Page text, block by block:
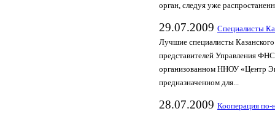
орган, следуя уже
29.07.2009 Специалисты
Лучшие специалисты
представителей Управления
организованном ННОУ «Центр
предназначенном для...
28.07.2009 Кооперация по-